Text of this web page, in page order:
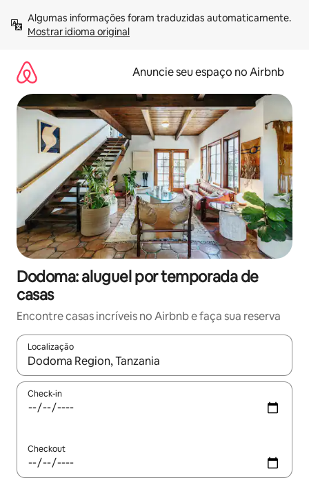
para
Mostrar idioma original
Anuncie seu espaço no Airbnb
Dodoma: aluguel por temporada de
casas
Encontre casas incríveis no Airbnb e faça sua reserva
Localização
Quando os resultados estiverem disponíveis, explore-os
Check-in
Checkout